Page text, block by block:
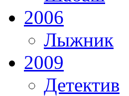
2006
Лыжник
2009
Детектив